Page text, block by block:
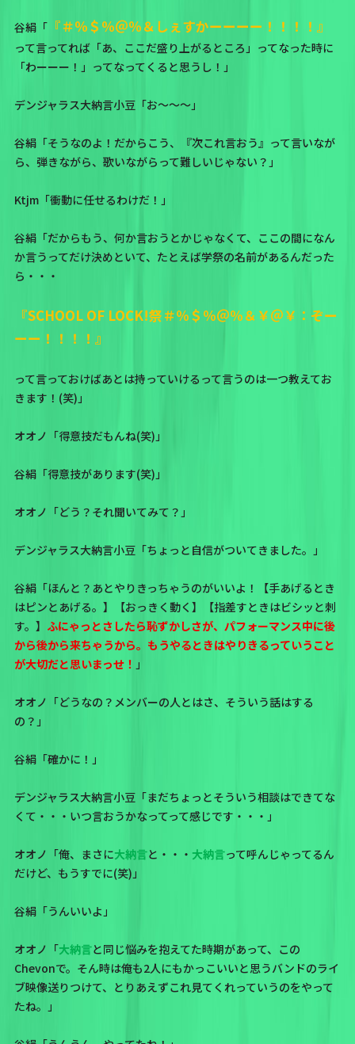
谷絹「『＃％＄％＠％＆しぇすかーーーー！！！！』
って言ってれば「あ、ここだ盛り上がるところ」ってなった時に
「わーーー！」ってなってくると思うし！」
デンジャラス大納言小豆「お～～～」
谷絹「そうなのよ！だからこう、『次これ言おう』って言いなが
ら、弾きながら、歌いながらって難しいじゃない？」
Ktjm「衝動に任せるわけだ！」
谷絹「だからもう、何か言おうとかじゃなくて、ここの間になん
か言うってだけ決めといて、たとえば学祭の名前があるんだった
ら・・・
『SCHOOL OF LOCK!祭＃％＄％＠％＆￥＠￥：ぞー
ーー！！！！』
って言っておけばあとは持っていけるって言うのは一つ教えてお
きます！(笑)」
オオノ「得意技だもんね(笑)」
谷絹「得意技があります(笑)」
オオノ「どう？それ聞いてみて？」
デンジャラス大納言小豆「ちょっと自信がついてきました。」
谷絹「ほんと？あとやりきっちゃうのがいいよ！【手あげるとき
はピンとあげる。】【おっきく動く】【指差すときはビシッと刺
す。】 ふにゃっとさしたら恥ずかしさが、パフォーマンス中に後
から後から来ちゃうから。もうやるときはやりきるっていうこと
が大切だと思いまっせ！ 」
オオノ「どうなの？メンバーの人とはさ、そういう話はする
の？」
谷絹「確かに！」
デンジャラス大納言小豆「まだちょっとそういう相談はできてな
くて・・・いつ言おうかなってって感じです・・・」
オオノ「俺、まさに大納言と・・・ 大納言って呼んじゃってるん
だけど、もうすでに(笑)」
谷絹「うんいいよ」
オオノ「大納言と同じ悩みを抱えてた時期があって、この
Chevonで。そん時は俺も2人にもかっこいいと思うバンドのライ
ブ映像送りつけて、とりあえずこれ見てくれっていうのをやって
たね。」